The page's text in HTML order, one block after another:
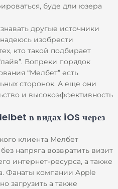
буде дли юзера
другые источники
изобрести
кто такой подбирает
Вопреки порядок
“Мелбет” есть
сторонок. А еще они
и высокоэффективность
в видах iOS через
клиента Мелбет
напряга возвратить визит
интернет-ресурса, а также
Фанаты компании Apple
загрузить а также